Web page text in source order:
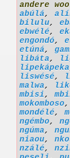
andere
abúlá,
bilulu,
ebwélé,
engondó,
etúná,
libáta,
lipekápeka
liswésé,
malwa,
mbisi,
mokomboso
mondélé,
ngémbo,
ngúma,
niaou,
nzálé,